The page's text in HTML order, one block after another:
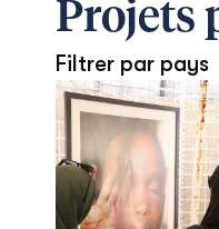
Projets
Filtrer par pays